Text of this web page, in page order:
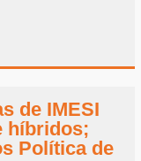
de IMESI
híbridos;
Política de